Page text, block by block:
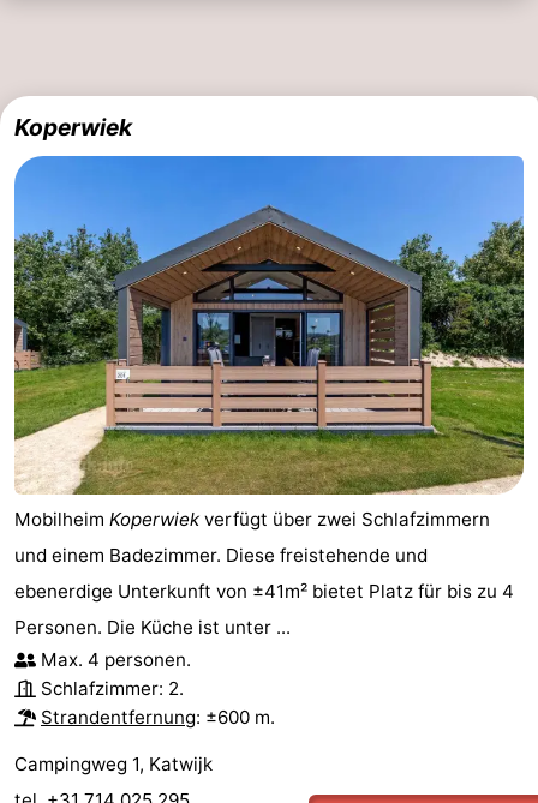
Koperwiek
Mobilheim Koperwiek verfügt über zwei Schlafzimmern
und einem Badezimmer. Diese freistehende und
ebenerdige Unterkunft von ±41m² bietet Platz für bis zu 4
Personen. Die Küche ist unter ...
Max. 4 personen.
Schlafzimmer: 2.
Strandentfernung: ±600 m.
Campingweg 1, Katwijk